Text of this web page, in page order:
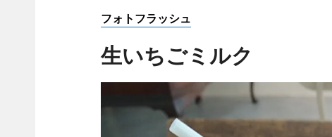
フォトフラッシュ
生いちごミルク